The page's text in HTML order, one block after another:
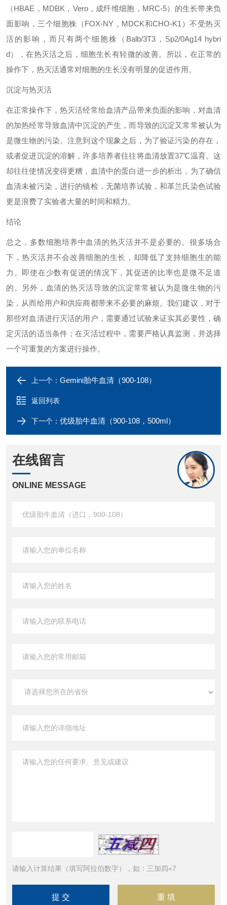
（HBAE ， MDBK ， Vero，成纤维细胞， MRC-5）的生长带来负
面影响，三个细胞株（FOX-NY ， MDCK和CHO-K1 ）不受热灭
活的影响，而只有两个细胞株（ Balb/3T3 ， Sp2/0Ag14 hybri
d），在热灭活之后，细胞生长有轻微的改善。所以，在正常的
操作下，热灭活通常对细胞的生长没有明显的促进作用。
沉淀与热灭活
在正常操作下，热灭活经常给血清产品带来负面的影响，对血清
的加热经常导致血清中沉淀的产生，而导致的沉淀又常常被认为
是微生物的污染。注意到这个现象之后，为了验证污染的存在，
或者促进沉淀的溶解，许多培养者往往将血清放置37℃温育。这
却往往使情况变得更糟，血清中的蛋白进一步的析出，为了确信
血清未被污染，进行的镜检，无菌培养试验，和革兰氏染色试验
更是浪费了实验者大量的时间和精力。
结论
总之，多数细胞培养中血清的热灭活并不是必要的。很多场合
下，热灭活并不会改善细胞的生长，却降低了支持细胞生的能
力。即使在少数有促进的情况下，其促进的比率也是微不足道
的。另外，血清的热灭活导致的沉淀常常被认为是微生物的污
染，从而给用户和供应商都带来不必要的麻烦。我们建议，对于
那些对血清进行灭活的用户，需要通过试验来证实其必要性，确
定灭活的适当条件；在灭活过程中，需要严格认真监测，并选择
一个可重复的方案进行操作。
上一个： Gemini胎牛血清（900-108）
返回列表
下一个： 优级胎牛血清（900-108，500ml）
在线留言
ONLINE MESSAGE
请输入计算结果（填写阿拉伯数字），如：三加四=7